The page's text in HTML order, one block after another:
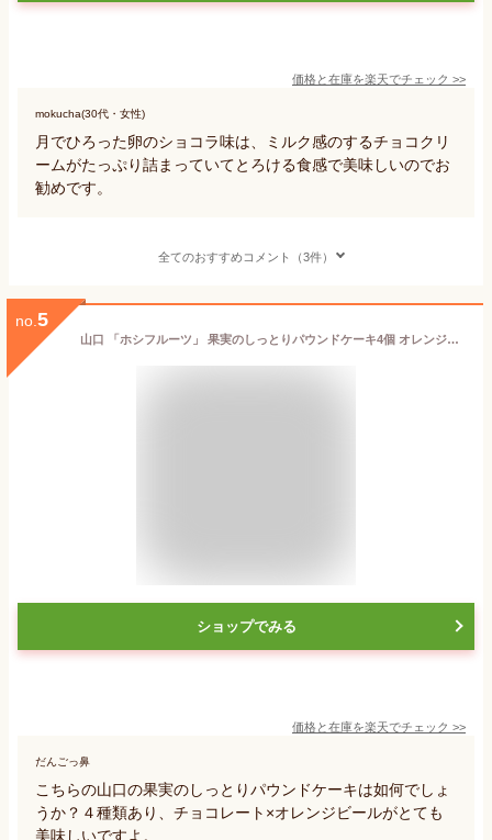
価格と在庫を楽天でチェック >>
mokucha(30代・女性)
月でひろった卵のショコラ味は、ミルク感のするチョコクリ
ームがたっぷり詰まっていてとろける食感で美味しいのでお
勧めです。
全てのおすすめコメント（3件）
no. 5
山口 「ホシフルーツ」 果実のしっとりパウンドケーキ4個 オレンジピール×チョコ・いちご×アールグレイ・りんご×キャラメル×シナモン・ブルーベリー×クリームチーズ ×各1個 プレゼント ギフト 贈り物 贈答 記念日 人気 熨斗対応 名入れ 送料無料 産地直送
ショップでみる
価格と在庫を楽天でチェック >>
だんごっ鼻
こちらの山口の果実のしっとりパウンドケーキは如何でしょ
うか？４種類あり、チョコレート×オレンジビールがとても
美味しいですよ。